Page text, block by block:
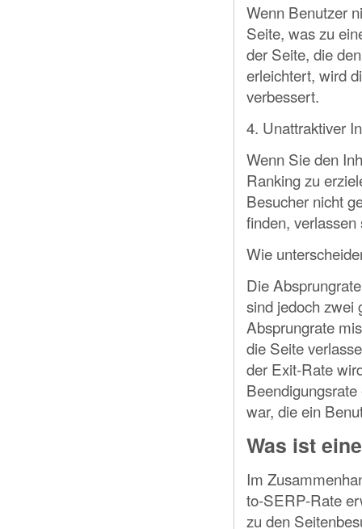
Wenn Benutzer
Seite, was zu
der Seite, die
erleichtert, wird
verbessert.
4. Unattraktiver
Wenn Sie den
Ranking zu
Besucher nicht
finden,
Wie
Die
sind jedoch zwei
Absprungrate
die Seite
der Exit-Rate
war, die ein
Was ist
Im
to-SERP-Rate
zu den